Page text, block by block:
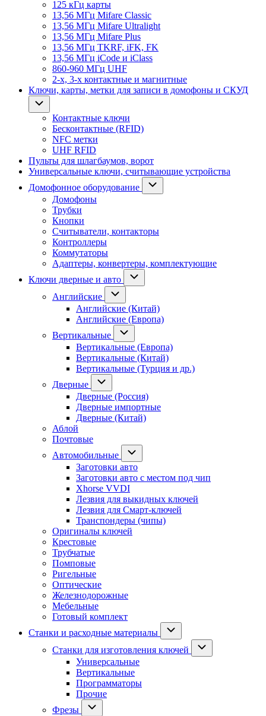
125 кГц карты
13,56 МГц Mifare Classic
13,56 МГц Mifare Ultralight
13,56 МГц Mifare Plus
13,56 МГц TKRF, iFK, FK
13,56 МГц iCode и iClass
860-960 МГц UHF
2-х, 3-х контактные и магнитные
Ключи, карты, метки для записи в домофоны и СКУД
Контактные ключи
Бесконтактные (RFID)
NFC метки
UHF RFID
Пульты для шлагбаумов, ворот
Универсальные ключи, считывающие устройства
Домофонное оборудование
Домофоны
Трубки
Кнопки
Считыватели, контакторы
Контроллеры
Коммутаторы
Адаптеры, конвертеры, комплектующие
Ключи дверные и авто
Английские
Английские (Китай)
Английские (Европа)
Вертикальные
Вертикальные (Европа)
Вертикальные (Китай)
Вертикальные (Турция и др.)
Дверные
Дверные (Россия)
Дверные импортные
Дверные (Китай)
Аблой
Почтовые
Автомобильные
Заготовки авто
Заготовки авто с местом под чип
Xhorse VVDI
Лезвия для выкидных ключей
Лезвия для Смарт-ключей
Транспондеры (чипы)
Оригиналы ключей
Крестовые
Трубчатые
Помповые
Ригельные
Оптические
Железнодорожные
Мебельные
Готовый комплект
Станки и расходные материалы
Станки для изготовления ключей
Универсальные
Вертикальные
Программаторы
Прочие
Фрезы